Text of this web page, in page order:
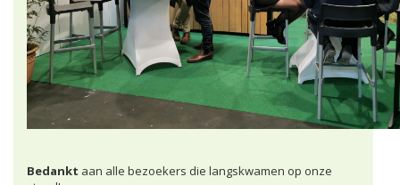
Bedankt aan alle bezoekers die langskwamen op onze